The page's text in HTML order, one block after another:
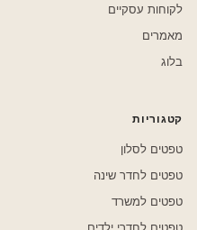
לקוחות עסקיים
מאמרים
בלוג
קטגוריות
טפטים לסלון
טפטים לחדר שינה
טפטים למשרד